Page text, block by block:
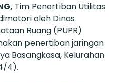
Tim Penertiban Utilitas
oleh Dinas
Ruang (PUPR)
penertiban jaringan
Basangkasa, Kelurahan
4).